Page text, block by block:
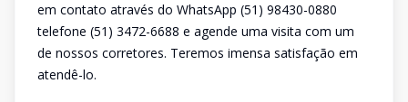
em contato através do WhatsApp (51) 98430-0880
telefone (51) 3472-6688 e agende uma visita com um
de nossos corretores. Teremos imensa satisfação em
atendê-lo.